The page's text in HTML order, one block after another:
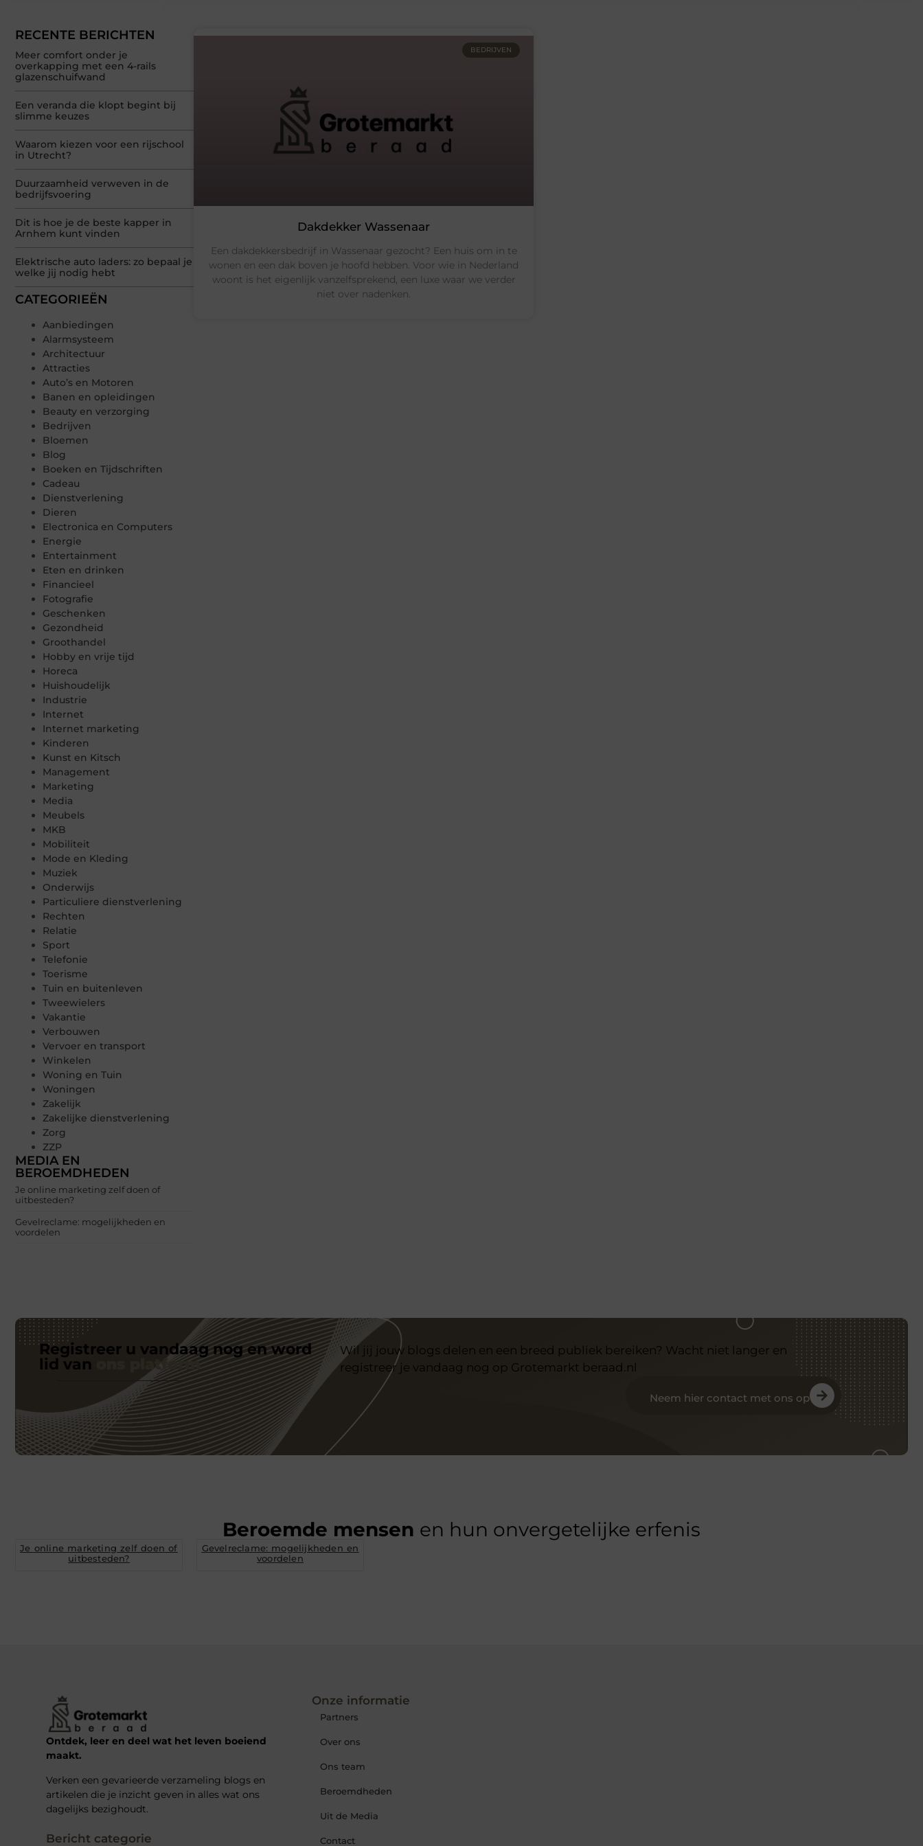
RECENTE BERICHTEN
Meer comfort onder je
overkapping met een 4-rails
glazenschuifwand
Een veranda die klopt begint bij
slimme keuzes
Waarom kiezen voor een rijschool
in Utrecht?
Duurzaamheid verweven in de
bedrijfsvoering
Dit is hoe je de beste kapper in
Arnhem kunt vinden
Elektrische auto laders: zo bepaal je
welke jij nodig hebt
CATEGORIEËN
Aanbiedingen
Alarmsysteem
Architectuur
Attracties
Auto’s en Motoren
Banen en opleidingen
Beauty en verzorging
Bedrijven
Bloemen
Blog
Boeken en Tijdschriften
Cadeau
Dienstverlening
Dieren
Electronica en Computers
Energie
Entertainment
Eten en drinken
Financieel
Fotografie
Geschenken
Gezondheid
Groothandel
Hobby en vrije tijd
Horeca
Huishoudelijk
Industrie
Internet
Internet marketing
Kinderen
Kunst en Kitsch
Management
Marketing
Media
Meubels
MKB
Mobiliteit
Mode en Kleding
Muziek
Onderwijs
Particuliere dienstverlening
Rechten
Relatie
Sport
Telefonie
Toerisme
Tuin en buitenleven
Tweewielers
Vakantie
Verbouwen
Vervoer en transport
Winkelen
Woning en Tuin
Woningen
Zakelijk
Zakelijke dienstverlening
Zorg
ZZP
MEDIA EN
BEROEMDHEDEN
Je online marketing zelf doen of
uitbesteden?
Gevelreclame: mogelijkheden en
voordelen
BEDRIJVEN
Dakdekker Wassenaar
Een dakdekkersbedrijf in Wassenaar gezocht? Een huis om in te
wonen en een dak boven je hoofd hebben. Voor wie in Nederland
woont is het eigenlijk vanzelfsprekend, een luxe waar we verder
niet over nadenken.
Registreer u vandaag nog en word
lid van
ons platform
Wil jij jouw blogs delen en een breed publiek bereiken? Wacht niet langer en
registreer je vandaag nog op Grotemarkt beraad.nl
Neem hier contact met ons op
Beroemde mensen en hun onvergetelijke erfenis
Je online marketing zelf doen of
uitbesteden?
Gevelreclame: mogelijkheden en
voordelen
Ontdek, leer en deel wat het leven boeiend
maakt.
Verken een gevarieerde verzameling blogs en
artikelen die je inzicht geven in alles wat ons
dagelijks bezighoudt.
Bericht categorie
Onze informatie
Partners
Over ons
Ons team
Beroemdheden
Uit de Media
Contact